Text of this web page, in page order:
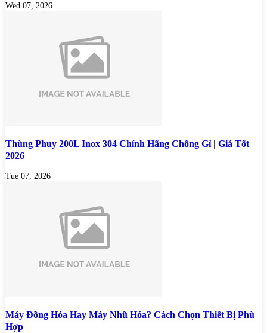
Wed 07, 2026
Thùng Phuy 200L Inox 304 Chính Hãng Chống Gỉ | Giá Tốt
2026
Tue 07, 2026
Máy Đồng Hóa Hay Máy Nhũ Hóa? Cách Chọn Thiết Bị Phù
Hợp